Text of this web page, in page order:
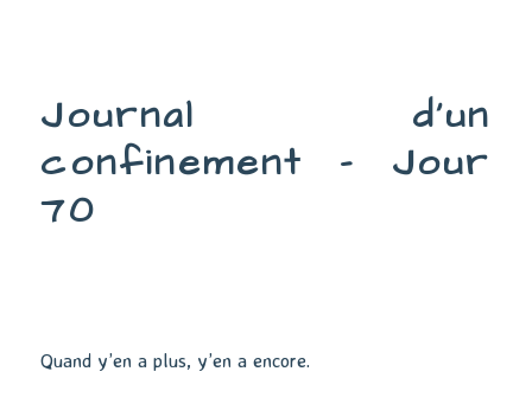
Journal d’un
confinement – Jour
70
Quand y’en a plus, y’en a encore.